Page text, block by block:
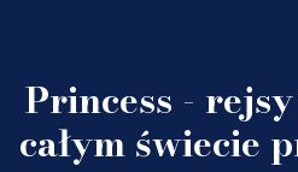
Princess -
całym świecie